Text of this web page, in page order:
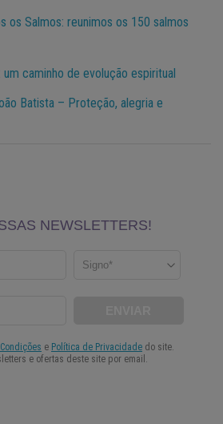
os Salmos: reunimos os 150 salmos
caminho de evolução espiritual
Batista – Proteção, alegria e